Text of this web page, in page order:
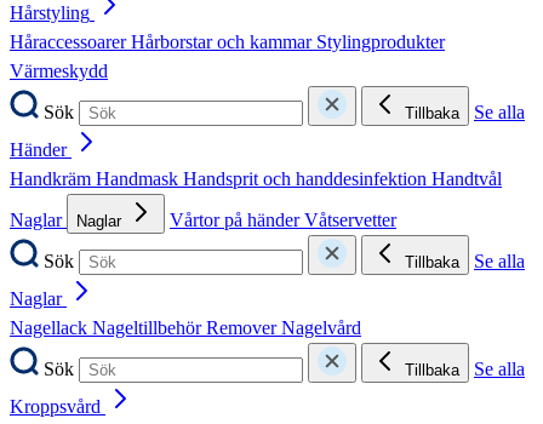
Hårstyling
HåraccessoarerHårborstar och kammar Stylingprodukter
Värmeskydd
Sök
Tillbaka
Se alla
Händer
Handkräm Handmask Handsprit och handdesinfektion Handtvål
Naglar
Naglar Vårtor på händerVåtservetter
Sök
Tillbaka
Se alla
Naglar
Nagellack NageltillbehörRemoverNagelvård
Sök
Tillbaka
Se alla
Kroppsvård